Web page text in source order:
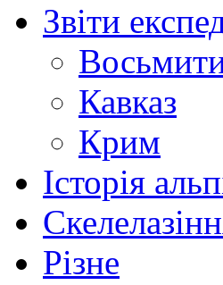
Звіти
Кавказ
Крим
Історія
Різне